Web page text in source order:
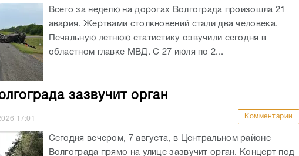
Всего за неделю на дорогах Волгограда произошла 21
авария. Жертвами столкновений стали два человека.
Печальную летнюю статистику озвучили сегодня в
областном главке МВД. С 27 июля по 2...
зазвучит орган
17:01 Комментарии
Сегодня вечером, 7 августа, в Центральном районе
Волгограда прямо на улице зазвучит орган. Концерт под